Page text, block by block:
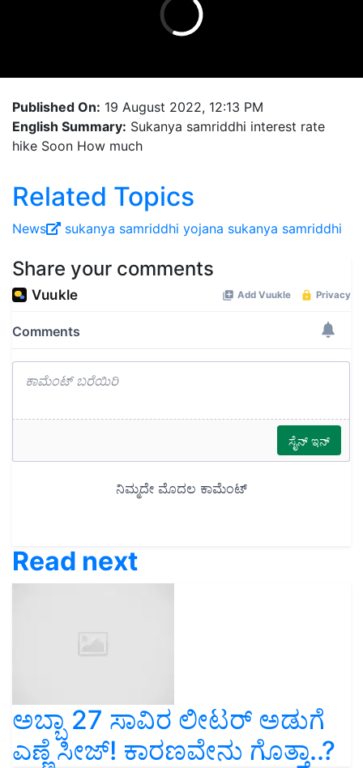
Published On: 19 August 2022, 12:13 PM
English Summary: Sukanya samriddhi interest rate
hike Soon How much
Related Topics
News sukanya samriddhi yojana sukanya samriddhi
Share your comments
Read next
ಅಬ್ಬಾ 27 ಸಾವಿರ ಲೀಟರ್‌ ಅಡುಗೆ
ಎಣ್ಣೆ ಸೀಜ್‌! ಕಾರಣವೇನು ಗೊತ್ತಾ..?